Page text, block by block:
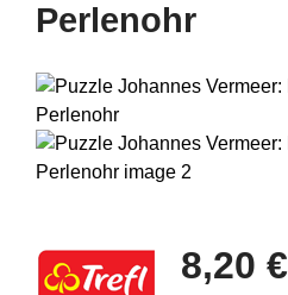
Perlenohr
8,20 €